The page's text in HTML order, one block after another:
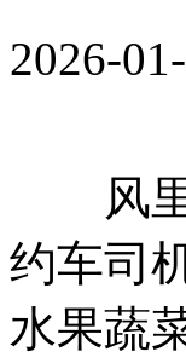
2026-
风里
约车司
水果蔬